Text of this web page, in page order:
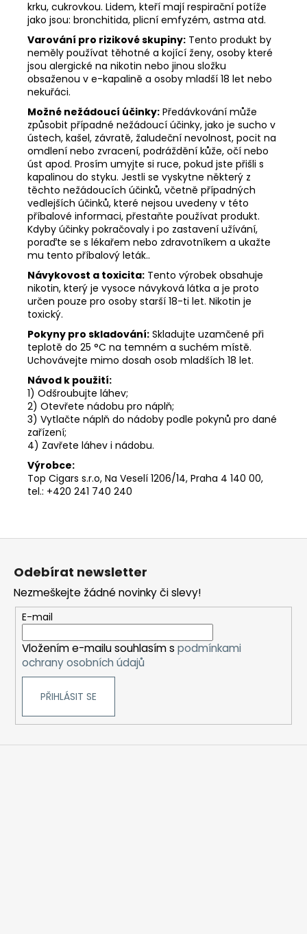
krku, cukrovkou. Lidem, kteří mají respirační potíže
jako jsou: bronchitida, plicní emfyzém, astma atd.
Varování pro rizikové skupiny: Tento produkt by
neměly používat těhotné a kojící ženy, osoby které
jsou alergické na nikotin nebo jinou složku
obsaženou v e-kapalině a osoby mladší 18 let nebo
nekuřáci.
Možné nežádoucí účinky: Předávkování může
způsobit případné nežádoucí účinky, jako je sucho v
ústech, kašel, závratě, žaludeční nevolnost, pocit na
omdlení nebo zvracení, podráždění kůže, očí nebo
úst apod. Prosím umyjte si ruce, pokud jste přišli s
kapalinou do styku. Jestli se vyskytne některý z
těchto nežádoucích účinků, včetně případných
vedlejších účinků, které nejsou uvedeny v této
příbalové informaci, přestaňte používat produkt.
Kdyby účinky pokračovaly i po zastavení užívání,
poraďte se s lékařem nebo zdravotníkem a ukažte
mu tento příbalový leták..
Návykovost a toxicita: Tento výrobek obsahuje
nikotin, který je vysoce návyková látka a je proto
určen pouze pro osoby starší 18-ti let. Nikotin je
toxický.
Pokyny pro skladování: Skladujte uzamčené při
teplotě do 25 °C na temném a suchém místě.
Uchovávejte mimo dosah osob mladších 18 let.
Návod k použití:
1) Odšroubujte láhev;
2) Otevřete nádobu pro náplň;
3) Vytlačte náplň do nádoby podle pokynů pro dané
zařízení;
4) Zavřete láhev i nádobu.
Výrobce:
Top Cigars s.r.o, Na Veselí 1206/14, Praha 4 140 00,
tel.: +420 241 740 240
Odebírat newsletter
Nezmeškejte žádné novinky či slevy!
E-mail
Vložením e-mailu souhlasím s podmínkami
ochrany osobních údajů
PŘIHLÁSIT SE